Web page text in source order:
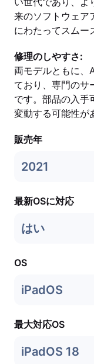
来のソフトウェア
にわたってスムー
修理のしやすさ:
両モデルともに、
ており、専門のサ
です。部品の入手
変動する可能性が
販売年
2021
最新OSに対応
はい
OS
iPadOS
最大対応OS
iPadOS 18